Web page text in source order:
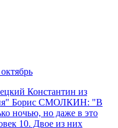
Константин из
Борис СМОЛКИН: "В
ночью, но даже в это
10. Двое из них